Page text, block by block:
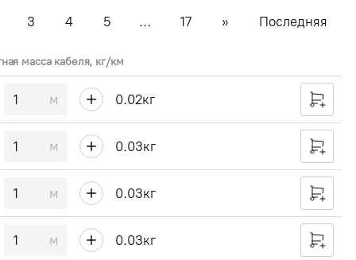
3 4 5 … 17 » Последняя
масса кабеля, кг/км
м 0.02кг
м 0.03кг
м 0.03кг
м 0.03кг